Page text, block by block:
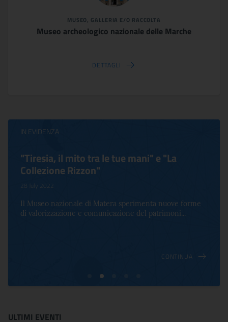
MUSEO, GALLERIA E/O RACCOLTA
Museo archeologico nazionale delle Marche
DETTAGLI
IN EVIDENZA
"Tiresia, il mito tra le tue mani" e "La
Collezione Rizzon"
28 July 2022
Il Museo nazionale di Matera sperimenta nuove forme
di valorizzazione e comunicazione del patrimoni...
CONTINUA
ULTIMI EVENTI